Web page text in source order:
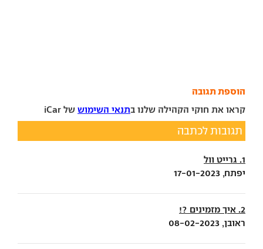
הוספת תגובה
קראו את חוקי הקהילה שלנו בתנאי השימוש של iCar
תגובות לכתבה
1. גרייט וול
יפתח, 17-01-2023
2. איך מזמינים ?!
ראובן, 08-02-2023